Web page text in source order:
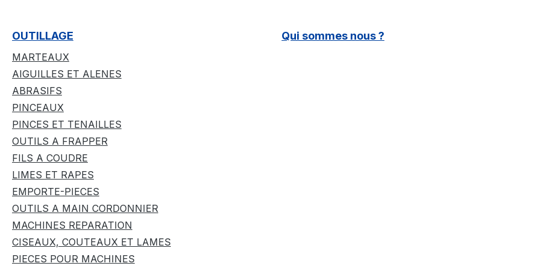
OUTILLAGE
MARTEAUX
AIGUILLES ET ALENES
ABRASIFS
PINCEAUX
PINCES ET TENAILLES
OUTILS A FRAPPER
FILS A COUDRE
LIMES ET RAPES
EMPORTE-PIECES
OUTILS A MAIN CORDONNIER
MACHINES REPARATION
CISEAUX, COUTEAUX ET LAMES
PIECES POUR MACHINES
Qui sommes nous ?